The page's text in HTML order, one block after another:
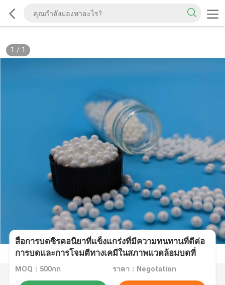
1 / 1
สื่อการบดซิรคอนิยาที่แข็งแกร่งที่มีความทนทานที่ดีต่อ
การบดและการโจมตีทางเคมีในสภาพแวดล้อมบดที่
รุนแรง
MOQ：500กก ราคา：Negotation